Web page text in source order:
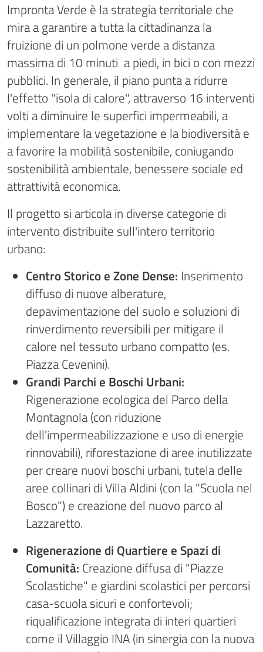
Impronta Verde è la strategia territoriale che
mira a garantire a tutta la cittadinanza la
fruizione di un polmone verde a distanza
massima di 10 minuti a piedi, in bici o con mezzi
pubblici. In generale, il piano punta a ridurre
l'effetto "isola di calore", attraverso 16 interventi
volti a diminuire le superfici impermeabili, a
implementare la vegetazione e la biodiversità e
a favorire la mobilità sostenibile, coniugando
sostenibilità ambientale, benessere sociale ed
attrattività economica.
Il progetto si articola in diverse categorie di
intervento distribuite sull'intero territorio
urbano:
Centro Storico e Zone Dense: Inserimento
diffuso di nuove alberature,
depavimentazione del suolo e soluzioni di
rinverdimento reversibili per mitigare il
calore nel tessuto urbano compatto (es.
Piazza Cevenini).
Grandi Parchi e Boschi Urbani:
Rigenerazione ecologica del Parco della
Montagnola (con riduzione
dell'impermeabilizzazione e uso di energie
rinnovabili), riforestazione di aree inutilizzate
per creare nuovi boschi urbani, tutela delle
aree collinari di Villa Aldini (con la "Scuola nel
Bosco") e creazione del nuovo parco al
Lazzaretto.
Rigenerazione di Quartiere e Spazi di
Comunità: Creazione diffusa di "Piazze
Scolastiche" e giardini scolastici per percorsi
casa-scuola sicuri e confortevoli;
riqualificazione integrata di interi quartieri
come il Villaggio INA (in sinergia con la nuova